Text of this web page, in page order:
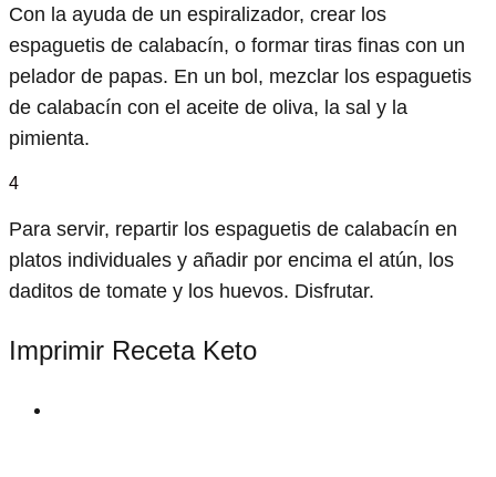
Con la ayuda de un espiralizador, crear los
espaguetis de calabacín, o formar tiras finas con un
pelador de papas. En un bol, mezclar los espaguetis
de calabacín con el aceite de oliva, la sal y la
pimienta.
4
Para servir, repartir los espaguetis de calabacín en
platos individuales y añadir por encima el atún, los
daditos de tomate y los huevos. Disfrutar.
Imprimir Receta Keto